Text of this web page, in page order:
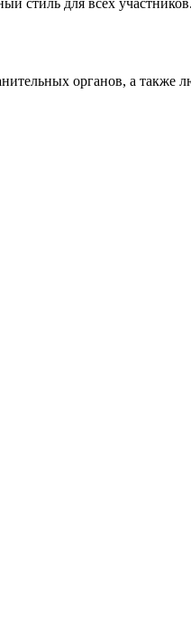
органов, а также